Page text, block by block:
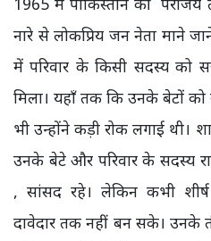
नारे से लोकप्रिय जन नेता माने
में परिवार के किसी सदस्य को
मिला। यहाँ तक कि उनके बेटों को
भी उन्होंने कड़ी रोक लगाई थी।
उनके बेटे और परिवार के सदस्य
, सांसद रहे। लेकिन कभी शीर्ष
दावेदार तक नहीं बन सके। उनके